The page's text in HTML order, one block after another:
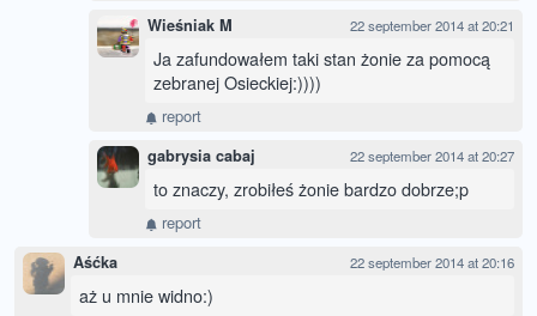
Wieśniak M 22 september 2014 at 20:21
Ja zafundowałem taki stan żonie za pomocą
zebranej Osieckiej:))))
report
gabrysia cabaj 22 september 2014 at 20:27
to znaczy, zrobiłeś żonie bardzo dobrze;p
report
Aśćka 22 september 2014 at 20:16
aż u mnie widno:)